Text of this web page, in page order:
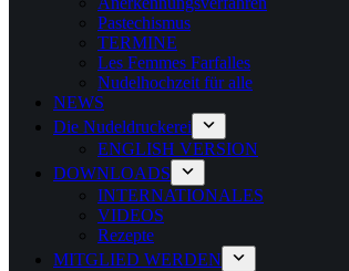
Pastechismus
TERMINE
Les Femmes Farfalles
Nudelhochzeit für alle
NEWS
Die Nudeldruckerei
ENGLISH VERSION
DOWNLOADS
INTERNATIONALES
VIDEOS
Rezepte
MITGLIED WERDEN